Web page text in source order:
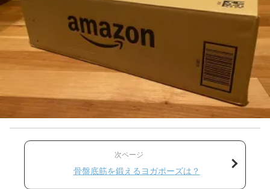
次ページ
骨盤底筋を鍛えるヨガポーズは？